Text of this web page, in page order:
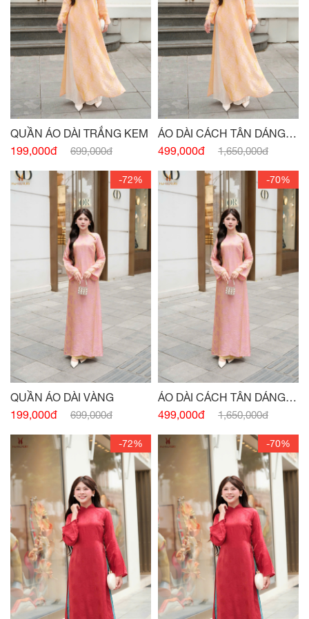
QUẦN ÁO DÀI TRẮNG KEM
199,000đ
699,000đ
ÁO DÀI CÁCH TÂN DÁNG
XUÔNG CỔ 3 PHÂN CAM
499,000đ 1,650,000đ
-72%
QUẦN ÁO DÀI VÀNG
199,000đ
699,000đ
-70%
ÁO DÀI CÁCH TÂN DÁNG
XUÔNG CỔ 3 PHÂN HỒNG
499,000đ 1,650,000đ
-72% -70%